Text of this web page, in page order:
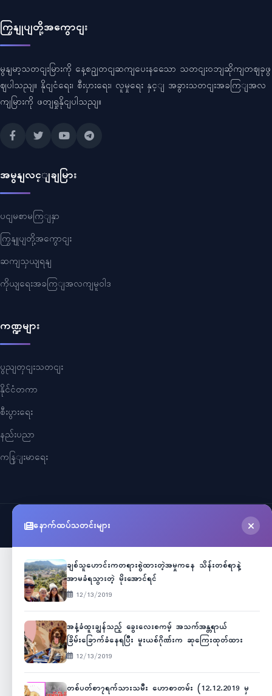
ကြှနျုပျတို့အကွောငျး
မွနျမာ့သတငျးမြားကို နေ့စဥျတငျဆကျပေးနသေော သတငျးဝဘျဆိုကျတဈခုဖွ
ဈပါသညျ။ နိုငျငံရေး၊ စီးပှားရေး၊ လူမှုရေး နှင့ျ အခွားသတငျးအခကြျအလ
ကျမြားကို ဖတျရှုနိုငျပါသညျ။
အမွနျလင့ျချမြား
ပငျမစာမကြျနှာ
ကြှနျုပျတို့အကွောငျး
ဆကျသှယျရနျ
ကိုယျရေးအခကြျအလကျမူဝါဒ
ကဏ္ဍများ
ပွညျတှငျးသတငျး
နိုင်ငံတကာ
စီးပွားရေး
နည်းပညာ
ကနြျးမာရေး
©2026Myanmar Cele News
နောက်ထပ်သတင်းများ
ချစ်သူဟောင်းကတရားစွဲထားတဲ့အမှုကနေ သိန်းတစ်ရာနဲ့
အာမခံရသွားတဲ့ မိုးအောင်ရင်
12/13/2019
အနံ့ခံထူးချွန်သည့် ခွေးလေးစကမ့် အသက်အန္တရာယ်
ခြိမ်းခြောက်ခံနေရပြီး မူးယစ်ဂိုဏ်းက ဆုကြေးထုတ်ထား
12/13/2019
တစ်ပတ်စာ၇ရက်သားသမီး ဟောစာတမ်း (12.12.2019 မှ